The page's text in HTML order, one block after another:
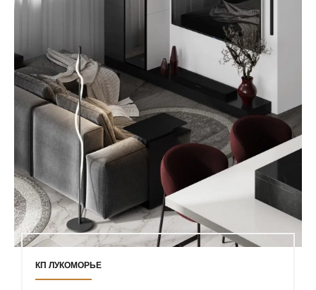
КП ЛУКОМОРЬЕ